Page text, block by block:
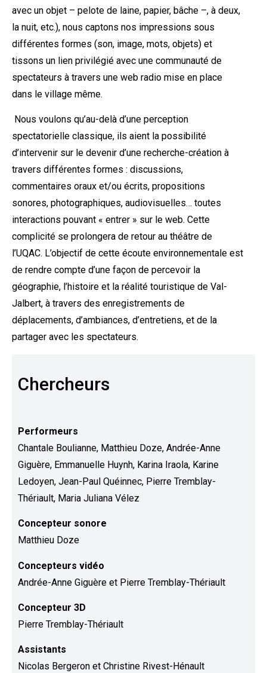
avec un objet – pelote de laine, papier, bâche –, à deux,
la nuit, etc.), nous captons nos impressions sous
différentes formes (son, image, mots, objets) et
tissons un lien privilégié avec une communauté de
spectateurs à travers une web radio mise en place
dans le village même.
Nous voulons qu’au-delà d’une perception
spectatorielle classique, ils aient la possibilité
d’intervenir sur le devenir d’une recherche-création à
travers différentes formes : discussions,
commentaires oraux et/ou écrits, propositions
sonores, photographiques, audiovisuelles… toutes
interactions pouvant « entrer » sur le web. Cette
complicité se prolongera de retour au théâtre de
l’UQAC. L’objectif de cette écoute environnementale est
de rendre compte d’une façon de percevoir la
géographie, l’histoire et la réalité touristique de Val-
Jalbert, à travers des enregistrements de
déplacements, d’ambiances, d’entretiens, et de la
partager avec les spectateurs.
Chercheurs
Performeurs
Chantale Boulianne, Matthieu Doze, Andrée-Anne
Giguère, Emmanuelle Huynh, Karina Iraola, Karine
Ledoyen, Jean-Paul Quéinnec, Pierre Tremblay-
Thériault, Maria Juliana Vélez
Concepteur sonore
Matthieu Doze
Concepteurs vidéo
Andrée-Anne Giguère et Pierre Tremblay-Thériault
Concepteur 3D
Pierre Tremblay-Thériault
Assistants
Nicolas Bergeron et Christine Rivest-Hénault